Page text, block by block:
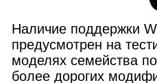
Наличие поддержки
предусмотрен на
моделях семейства
более дорогих